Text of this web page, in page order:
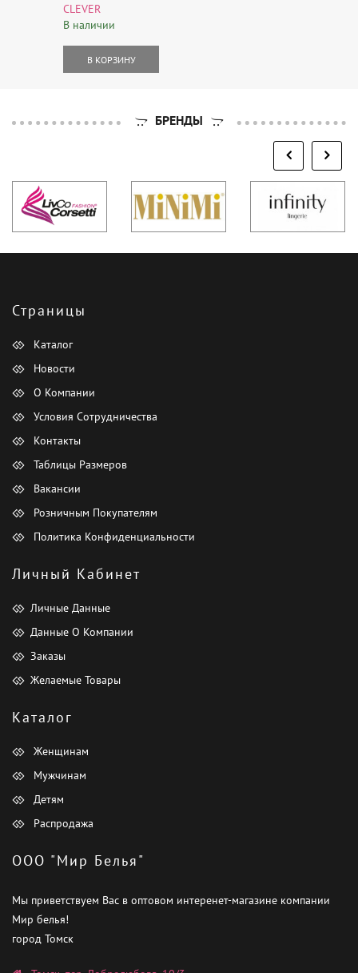
CLEVER
В наличии
В КОРЗИНУ
БРЕНДЫ
Страницы
Каталог
Новости
О Компании
Условия Сотрудничества
Контакты
Таблицы Размеров
Вакансии
Розничным Покупателям
Политика Конфиденциальности
Личный Кабинет
Личные Данные
Данные О Компании
Заказы
Желаемые Товары
Каталог
Женщинам
Мужчинам
Детям
Распродажа
ООО "Мир Белья"
Мы приветствуем Вас в оптовом интеренет-магазине компании
Мир белья!
город Томск